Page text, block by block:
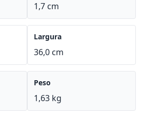
1,7 cm
Largura
36,0 cm
Peso
1,63 kg